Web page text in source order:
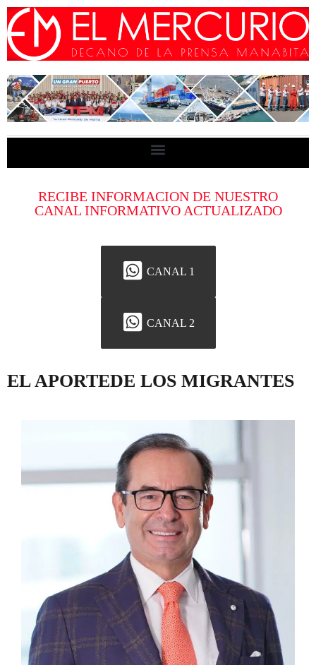
RECIBE INFORMACION DE NUESTRO
CANAL INFORMATIVO ACTUALIZADO
CANAL 1
CANAL 2
EL APORTEDE LOS MIGRANTES